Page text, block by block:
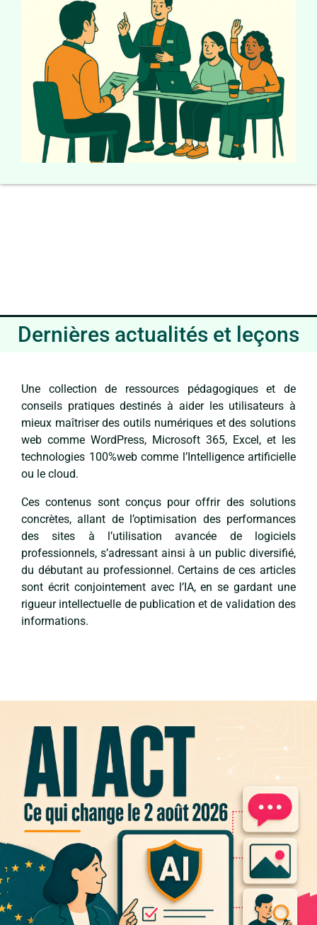
Dernières actualités et leçons
Une collection de ressources pédagogiques et de
conseils pratiques destinés à aider les utilisateurs à
mieux maîtriser des outils numériques et des solutions
web comme WordPress, Microsoft 365, Excel, et les
technologies 100%web comme l’Intelligence artificielle
ou le cloud.
Ces contenus sont conçus pour offrir des solutions
concrètes, allant de l’optimisation des performances
des sites à l’utilisation avancée de logiciels
professionnels, s’adressant ainsi à un public diversifié,
du débutant au professionnel. Certains de ces articles
sont écrit conjointement avec l’IA, en se gardant une
rigueur intellectuelle de publication et de validation des
informations.